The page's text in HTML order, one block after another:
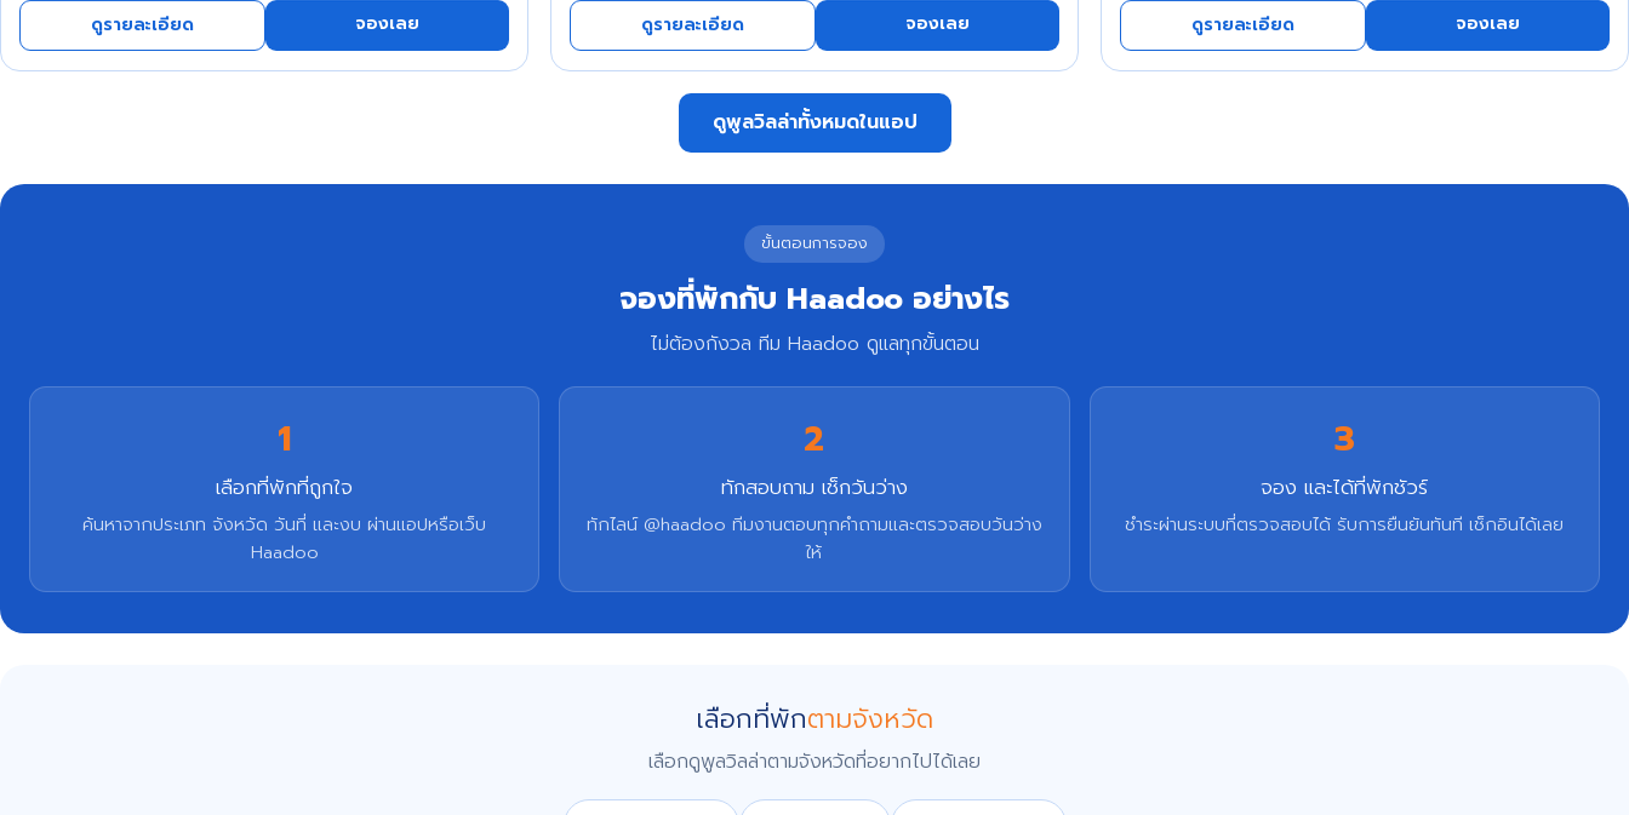
ดูรายละเอียด จองเลย ดูรายละเอียด จองเลย ดูรายละเอียด จองเลย
ดูพูลวิลล่าทั้งหมดในแอป
ขั้นตอนการจอง
จองที่พักกับ Haadoo อย่างไร
ไม่ต้องกังวล ทีม Haadoo ดูแลทุกขั้นตอน
1
เลือกที่พักที่ถูกใจ
ค้นหาจากประเภท จังหวัด วันที่ และงบ ผ่านแอปหรือเว็บ
Haadoo
2
ทักสอบถาม เช็กวันว่าง
ทักไลน์ @haadoo ทีมงานตอบทุกคำถามและตรวจสอบวันว่าง
ให้
3
จอง และได้ที่พักชัวร์
ชำระผ่านระบบที่ตรวจสอบได้ รับการยืนยันทันที เช็กอินได้เลย
เลือกที่พักตามจังหวัด
เลือกดูพูลวิลล่าตามจังหวัดที่อยากไปได้เลย